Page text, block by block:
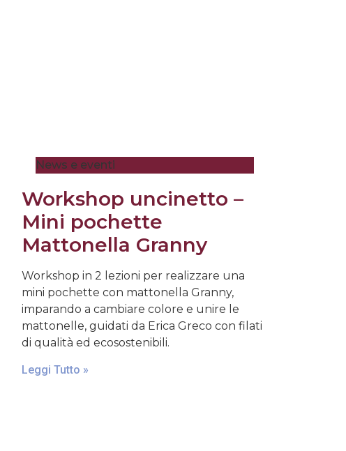
News e eventi
Workshop uncinetto –
Mini pochette
Mattonella Granny
Workshop in 2 lezioni per realizzare una
mini pochette con mattonella Granny,
imparando a cambiare colore e unire le
mattonelle, guidati da Erica Greco con filati
di qualità ed ecosostenibili.
Leggi Tutto »